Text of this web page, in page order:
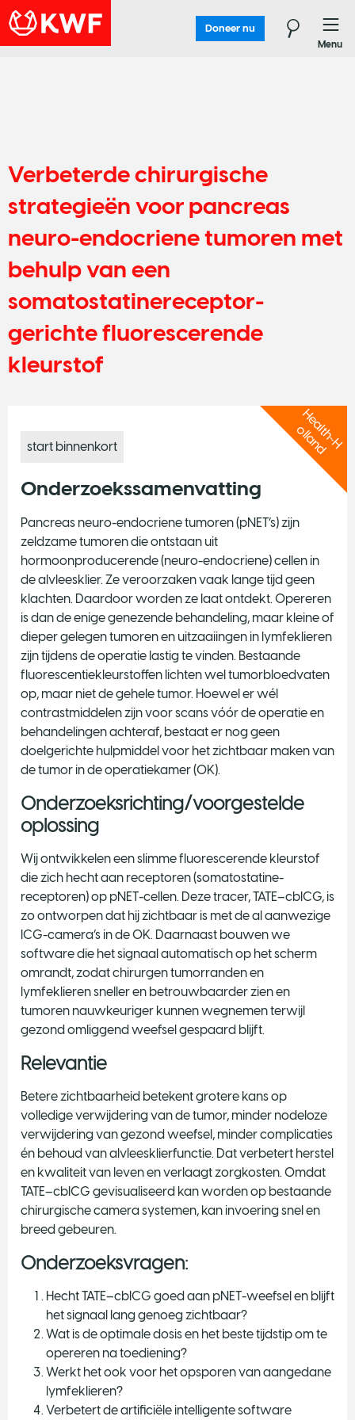
Doneer nu
Menu
Verbeterde chirurgische
strategieën voor pancreas
neuro-endocriene tumoren met
behulp van een
somatostatinereceptor-
gerichte fluorescerende
kleurstof
H
e
a
l
t
h
~
H
o
l
l
a
n
d
start binnenkort
Onderzoekssamenvatting
Pancreas neuro-endocriene tumoren (pNET’s) zijn
zeldzame tumoren die ontstaan uit
hormoonproducerende (neuro-endocriene) cellen in
de alvleesklier. Ze veroorzaken vaak lange tijd geen
klachten. Daardoor worden ze laat ontdekt. Opereren
is dan de enige genezende behandeling, maar kleine of
dieper gelegen tumoren en uitzaaiingen in lymfeklieren
zijn tijdens de operatie lastig te vinden. Bestaande
fluorescentiekleurstoffen lichten wel tumorbloedvaten
op, maar niet de gehele tumor. Hoewel er wél
contrastmiddelen zijn voor scans vóór de operatie en
behandelingen achteraf, bestaat er nog geen
doelgerichte hulpmiddel voor het zichtbaar maken van
de tumor in de operatiekamer (OK).
Onderzoeksrichting/voorgestelde
oplossing
Wij ontwikkelen een slimme fluorescerende kleurstof
die zich hecht aan receptoren (somatostatine-
receptoren) op pNET-cellen. Deze tracer, TATE–cbICG, is
zo ontworpen dat hij zichtbaar is met de al aanwezige
ICG-camera’s in de OK. Daarnaast bouwen we
software die het signaal automatisch op het scherm
omrandt, zodat chirurgen tumorranden en
lymfeklieren sneller en betrouwbaarder zien en
tumoren nauwkeuriger kunnen wegnemen terwijl
gezond omliggend weefsel gespaard blijft.
Relevantie
Betere zichtbaarheid betekent grotere kans op
volledige verwijdering van de tumor, minder nodeloze
verwijdering van gezond weefsel, minder complicaties
én behoud van alvleesklierfunctie. Dat verbetert herstel
en kwaliteit van leven en verlaagt zorgkosten. Omdat
TATE–cbICG gevisualiseerd kan worden op bestaande
chirurgische camera systemen, kan invoering snel en
breed gebeuren.
Onderzoeksvragen:
Hecht TATE–cbICG goed aan pNET-weefsel en blijft
het signaal lang genoeg zichtbaar?
Wat is de optimale dosis en het beste tijdstip om te
opereren na toediening?
Werkt het ook voor het opsporen van aangedane
lymfeklieren?
Verbetert de artificiële intelligente software